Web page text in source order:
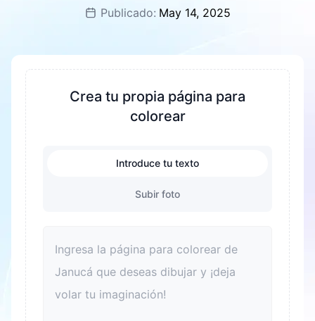
Publicado: May 14, 2025
Crea tu propia página para
colorear
Introduce tu texto
Subir foto